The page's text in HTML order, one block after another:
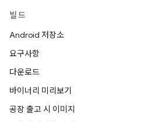
빌드
Android 저장소
요구사항
다운로드
바이너리 미리보기
공장 출고 시 이미지